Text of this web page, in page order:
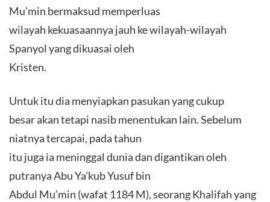
Mu’min bermaksud memperluas
wilayah kekuasaannya jauh ke wilayah-wilayah
Spanyol yang dikuasai oleh
Kristen.
Untuk itu dia menyiapkan pasukan yang cukup
besar akan tetapi nasib menentukan lain. Sebelum
niatnya tercapai, pada tahun
itu juga ia meninggal dunia dan digantikan oleh
putranya Abu Ya’kub Yusuf bin
Abdul Mu’min (wafat 1184 M), seorang Khalifah yang